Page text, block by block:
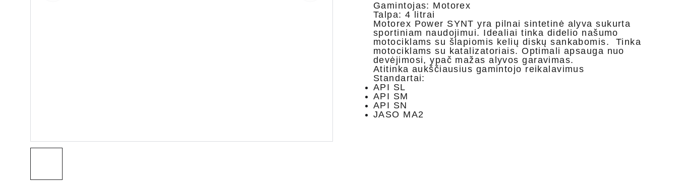
Gamintojas: Motorex
Talpa: 4 litrai
Motorex Power SYNT yra pilnai sintetinė alyva sukurta
sportiniam naudojimui. Idealiai tinka didelio našumo
motociklams su šlapiomis kelių diskų sankabomis. Tinka
motociklams su katalizatoriais. Optimali apsauga nuo
devėjimosi, ypač mažas alyvos garavimas.
Atitinka aukščiausius gamintojo reikalavimus
Standartai:
API SL
API SM
API SN
JASO MA2